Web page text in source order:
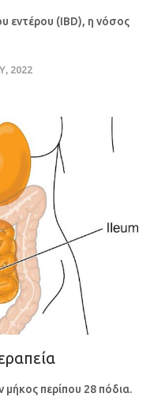
εντέρου (IBD), η νόσος
2022
μήκος περίπου 28 πόδια.